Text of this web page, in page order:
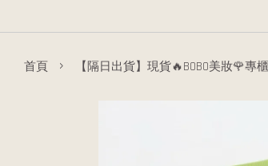
首頁 › 【隔日出貨】現貨🔥BOBO美妝🌹專